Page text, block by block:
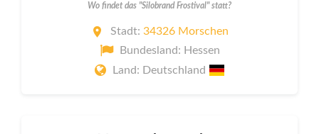
Wo findet das "Silobrand Frostival" statt?
Stadt: 34326 Morschen
Bundesland: Hessen
Land: Deutschland